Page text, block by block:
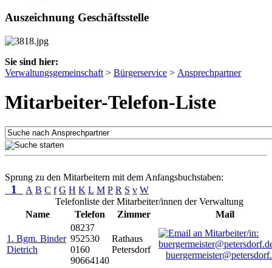
Auszeichnung Geschäftsstelle
Sie sind hier:
Verwaltungsgemeinschaft > Bürgerservice > Ansprechpartner
Mitarbeiter-Telefon-Liste
Sprung zu den Mitarbeitern mit dem Anfangsbuchstaben:
1 A B C f G H K L M P R S v W
Telefonliste der Mitarbeiter/innen der Verwaltung
Name
Telefon Zimmer Mail
1. Bgm. Binder
Dietrich
08237
952530
0160
90664140
Rathaus
Petersdorf